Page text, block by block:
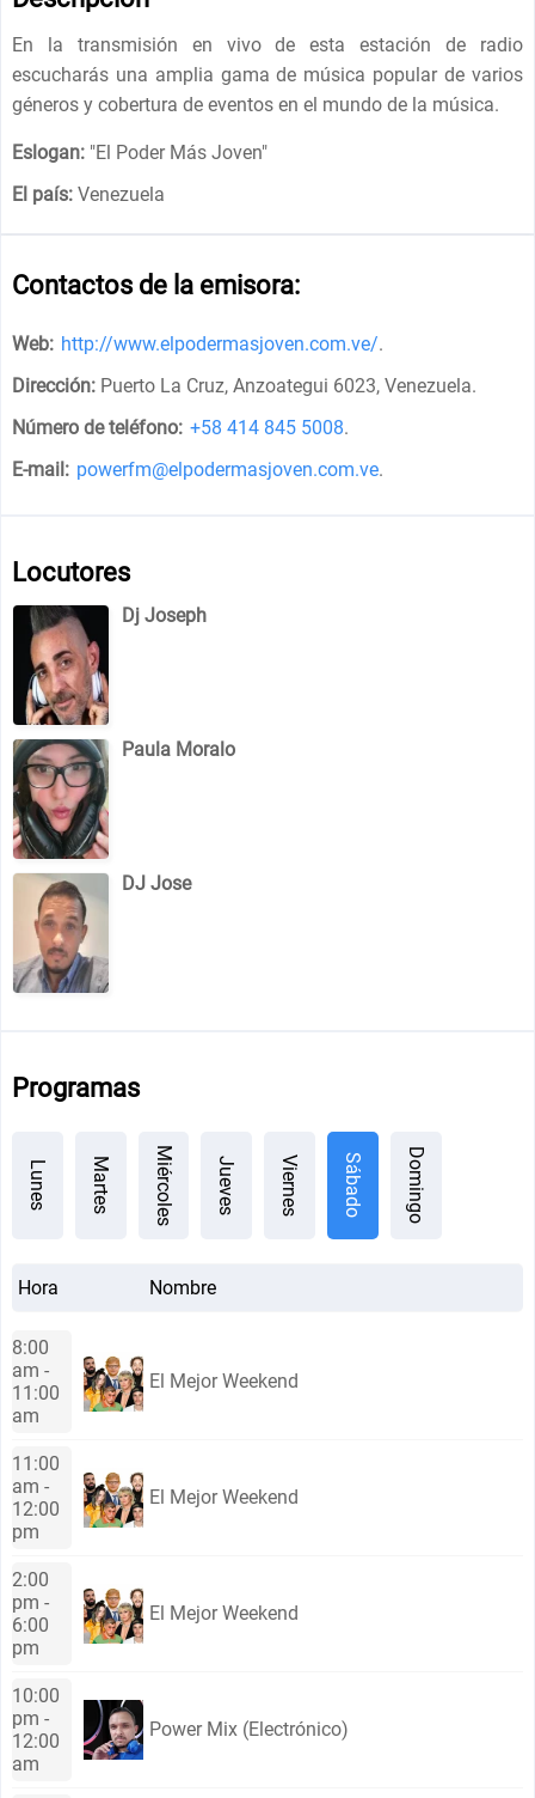
En la transmisión en vivo de esta estación de radio
escucharás una amplia gama de música popular de varios
géneros y cobertura de eventos en el mundo de la música.
Eslogan: "El Poder Más Joven"
El país: Venezuela
Contactos de la emisora:
Web: http://www.elpodermasjoven.com.ve/.
Dirección: Puerto La Cruz, Anzoategui 6023, Venezuela.
Número de teléfono: +58 414 845 5008.
E-mail: powerfm@elpodermasjoven.com.ve.
Locutores
Dj Joseph
Paula Moralo
DJ Jose
Programas
Lunes Martes Miércoles Jueves Viernes Sábado Domingo
Hora Nombre
8:00
am -
11:00
am
El Mejor Weekend
11:00
am -
12:00
pm
El Mejor Weekend
2:00
pm -
6:00
pm
El Mejor Weekend
10:00
pm -
12:00
am
Power Mix (Electrónico)